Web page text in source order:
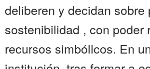
deliberen y decidan sobre
sostenibilidad , con poder
recursos simbólicos. En